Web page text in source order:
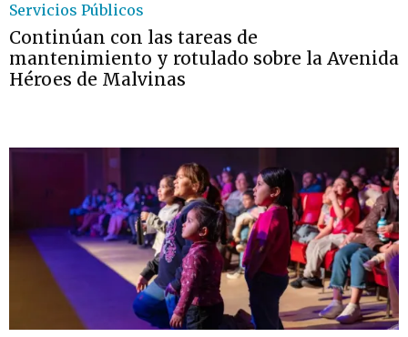
Servicios Públicos
Continúan con las tareas de
mantenimiento y rotulado sobre la Avenida
Héroes de Malvinas